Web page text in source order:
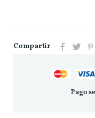
Compartir
Pago